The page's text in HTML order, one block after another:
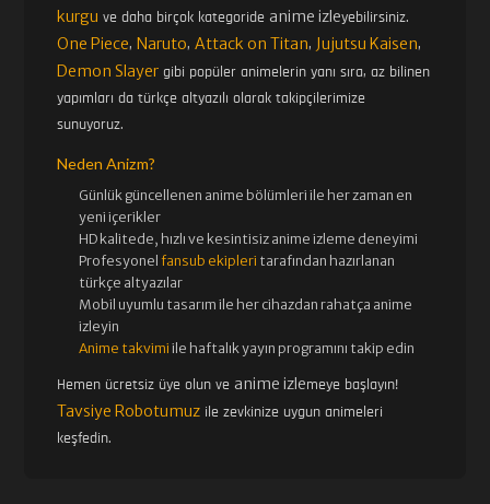
kurgu ve daha birçok kategoride anime izleyebilirsiniz.
One Piece, Naruto,Attack on Titan, Jujutsu Kaisen,
Demon Slayer gibi popüler animelerin yanı sıra, az bilinen
yapımları da türkçe altyazılı olarak takipçilerimize
sunuyoruz.
Neden Anizm?
Günlük güncellenen anime bölümleri ile her zaman en
yeni içerikler
HD kalitede, hızlı ve kesintisiz anime izleme deneyimi
Profesyonelfansub ekipleri tarafından hazırlanan
türkçe altyazılar
Mobil uyumlu tasarım ile her cihazdan rahatça anime
izleyin
Anime takvimi ile haftalık yayın programını takip edin
Hemen ücretsiz üye olun ve anime izlemeye başlayın!
Tavsiye Robotumuz ile zevkinize uygun animeleri
keşfedin.